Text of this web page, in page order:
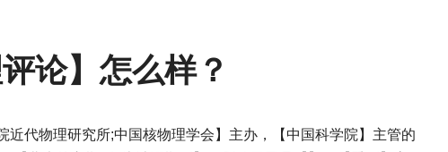
论】怎么样？
近代物理研究所;中国核物理学会】主办，【中国科学院】主管的